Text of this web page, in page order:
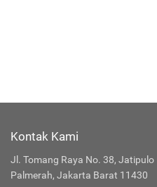
Kontak Kami
Jl. Tomang Raya No. 38, Jatipulo
Palmerah, Jakarta Barat 11430